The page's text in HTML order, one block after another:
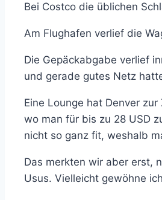
Bei Costco die üblichen
Am Flughafen verlief die
Die Gepäckabgabe verlief
und gerade gutes Netz
Eine Lounge hat Denver
wo man für bis zu 28 USD
nicht so ganz fit, weshalb
Das merkten wir aber erst,
Usus. Vielleicht gewöhne